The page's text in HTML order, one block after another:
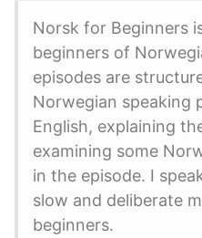
Norsk for Beginners
beginners of
episodes are
Norwegian speaking
English, explaining
examining some
in the episode. I
slow and deliberate
beginners.